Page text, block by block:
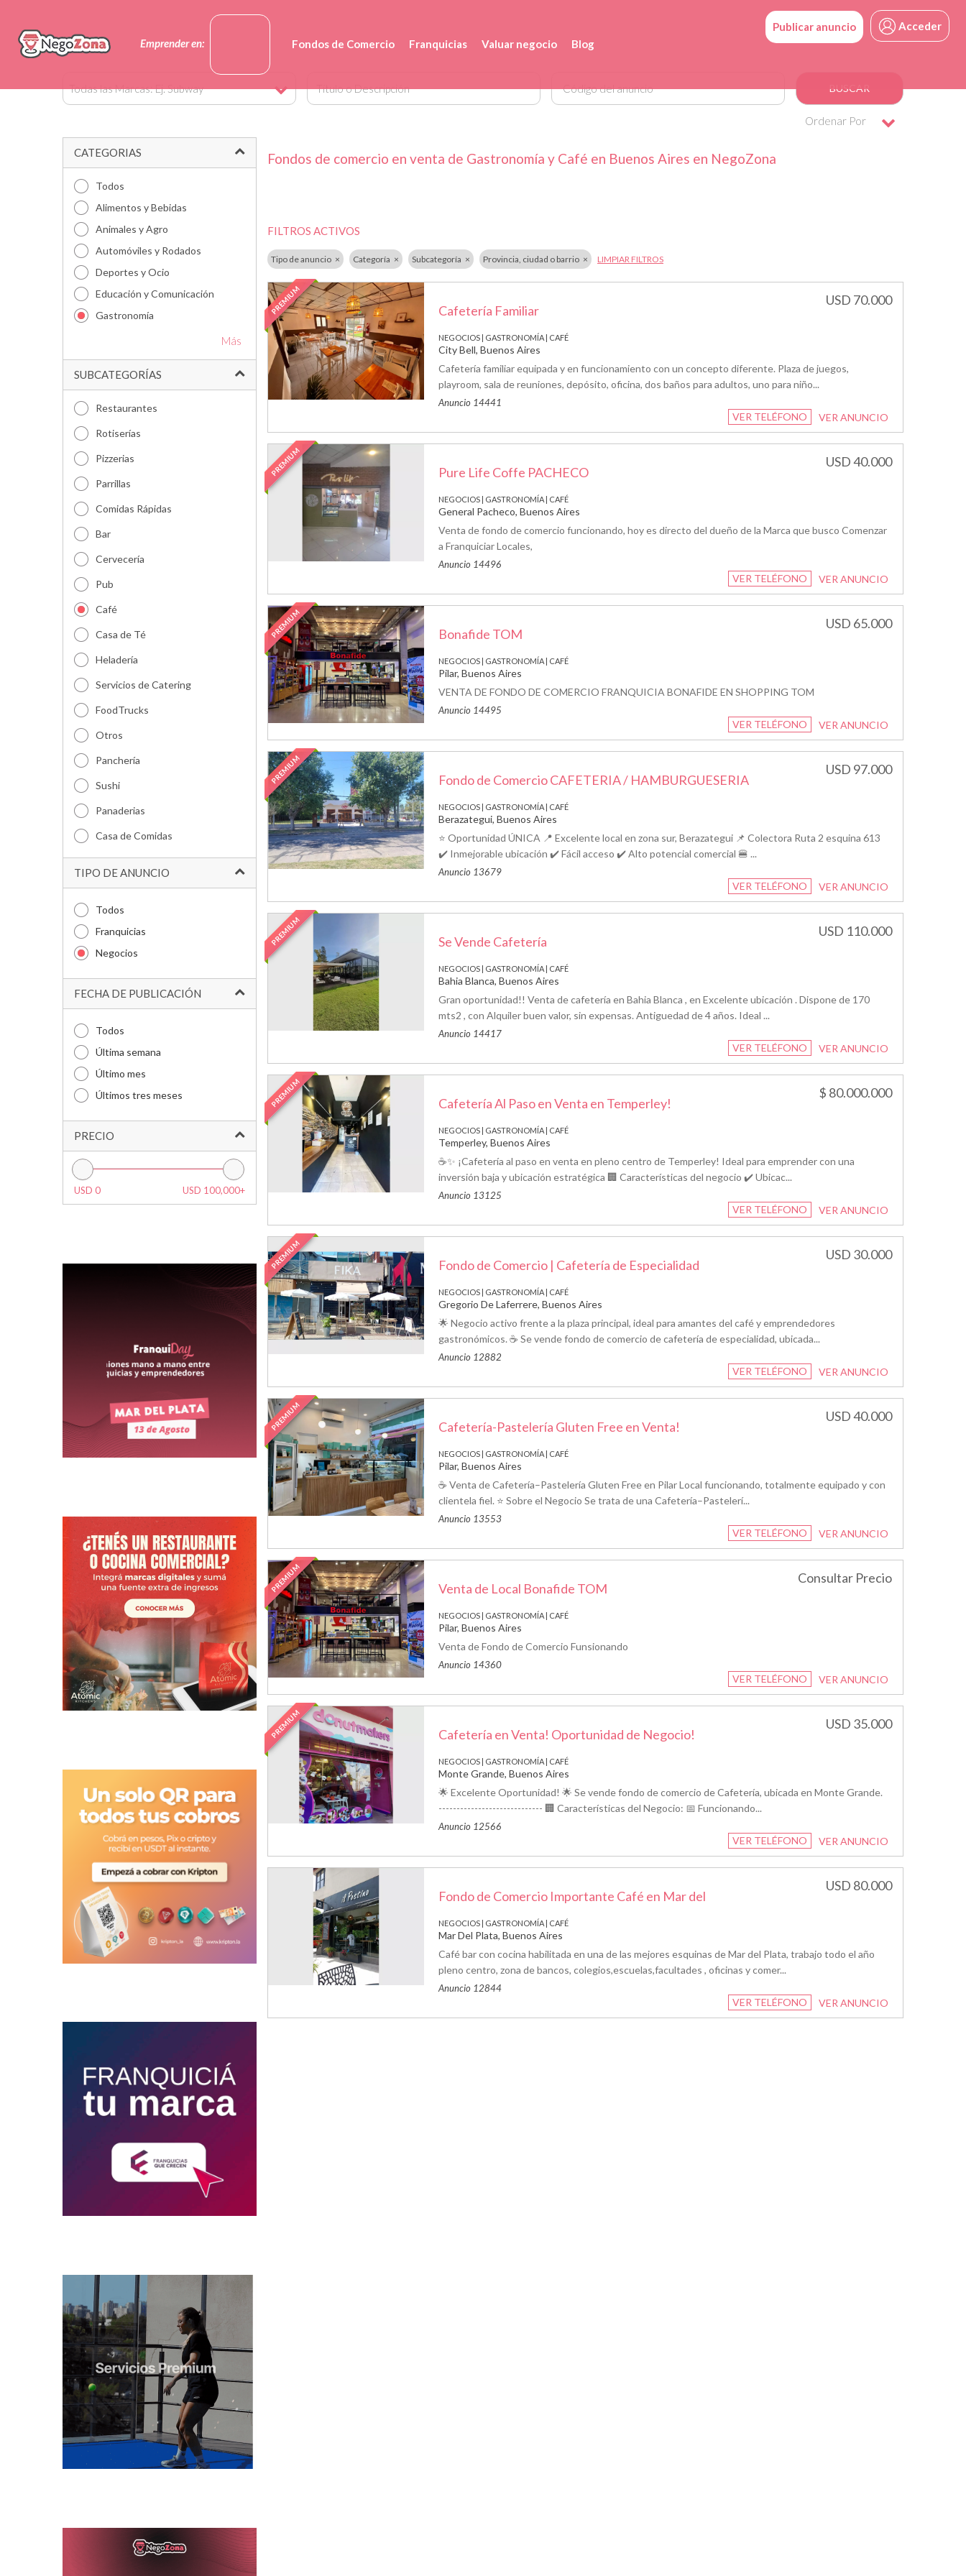
Emprender en: Fondos de Comercio Franquicias Valuar negocio Blog
Publicar anuncio Acceder
Todas las Marcas: Ej. Subway
Ordenar Por
CATEGORIAS
Todos
Alimentos y Bebidas
Animales y Agro
Automóviles y Rodados
Deportes y Ocio
Educación y Comunicación
Gastronomía
Más
SUBCATEGORÍAS
Restaurantes
Rotiserías
Pizzerias
Parrillas
Comidas Rápidas
Bar
Cervecería
Pub
Café
Casa de Té
Heladería
Servicios de Catering
FoodTrucks
Otros
Panchería
Sushi
Panaderias
Casa de Comidas
TIPO DE ANUNCIO
Todos
Franquicias
Negocios
FECHA DE PUBLICACIÓN
Todos
Última semana
Último mes
Últimos tres meses
PRECIO
USD 0 USD 100,000+
Fondos de comercio en venta de Gastronomía y Café en Buenos Aires en NegoZona
FILTROS ACTIVOS
Tipo de anuncio Categoría Subcategoría Provincia, ciudad o barrio LIMPIAR FILTROS
Cafetería Familiar
PREMIUM
NEGOCIOS | GASTRONOMÍA | CAFÉ
City Bell, Buenos Aires
Cafetería familiar equipada y en funcionamiento con un concepto diferente. Plaza de juegos,
playroom, sala de reuniones, depósito, oficina, dos baños para adultos, uno para niño...
Anuncio 14441
VER TELÉFONO VER ANUNCIO
USD 70.000
Pure Life Coffe PACHECO
PREMIUM
NEGOCIOS | GASTRONOMÍA | CAFÉ
General Pacheco, Buenos Aires
Venta de fondo de comercio funcionando, hoy es directo del dueño de la Marca que busco Comenzar
a Franquiciar Locales,
Anuncio 14496
VER TELÉFONO VER ANUNCIO
USD 40.000
Bonafide TOM
PREMIUM
NEGOCIOS | GASTRONOMÍA | CAFÉ
Pilar, Buenos Aires
VENTA DE FONDO DE COMERCIO FRANQUICIA BONAFIDE EN SHOPPING TOM
Anuncio 14495
VER TELÉFONO VER ANUNCIO
USD 65.000
Fondo de Comercio CAFETERIA / HAMBURGUESERIA
PREMIUM
NEGOCIOS | GASTRONOMÍA | CAFÉ
Berazategui, Buenos Aires
⭐ Oportunidad ÚNICA 📍 Excelente local en zona sur, Berazategui 📌 Colectora Ruta 2 esquina 613
✔️ Inmejorable ubicación ✔️ Fácil acceso ✔️ Alto potencial comercial 🍔 ...
Anuncio 13679
VER TELÉFONO VER ANUNCIO
USD 97.000
Se Vende Cafetería
PREMIUM
NEGOCIOS | GASTRONOMÍA | CAFÉ
Bahia Blanca, Buenos Aires
Gran oportunidad!! Venta de cafetería en Bahia Blanca , en Excelente ubicación . Dispone de 170
mts2 , con Alquiler buen valor, sin expensas. Antiguedad de 4 años. Ideal ...
Anuncio 14417
VER TELÉFONO VER ANUNCIO
USD 110.000
Cafetería Al Paso en Venta en Temperley!
PREMIUM
NEGOCIOS | GASTRONOMÍA | CAFÉ
Temperley, Buenos Aires
☕✨ ¡Cafetería al paso en venta en pleno centro de Temperley! Ideal para emprender con una
inversión baja y ubicación estratégica 🏢 Características del negocio ✔️ Ubicac...
Anuncio 13125
VER TELÉFONO VER ANUNCIO
$ 80.000.000
Fondo de Comercio | Cafetería de Especialidad
PREMIUM
NEGOCIOS | GASTRONOMÍA | CAFÉ
Gregorio De Laferrere, Buenos Aires
🌟 Negocio activo frente a la plaza principal, ideal para amantes del café y emprendedores
gastronómicos. ☕ Se vende fondo de comercio de cafetería de especialidad, ubicada...
Anuncio 12882
VER TELÉFONO VER ANUNCIO
USD 30.000
Cafetería-Pastelería Gluten Free en Venta!
PREMIUM
NEGOCIOS | GASTRONOMÍA | CAFÉ
Pilar, Buenos Aires
☕ Venta de Cafetería–Pastelería Gluten Free en Pilar Local funcionando, totalmente equipado y con
clientela fiel. ⭐ Sobre el Negocio Se trata de una Cafetería–Pastelerí...
Anuncio 13553
VER TELÉFONO VER ANUNCIO
USD 40.000
Venta de Local Bonafide TOM
PREMIUM
NEGOCIOS | GASTRONOMÍA | CAFÉ
Pilar, Buenos Aires
Venta de Fondo de Comercio Funsionando
Anuncio 14360
VER TELÉFONO VER ANUNCIO
Consultar Precio
Cafetería en Venta! Oportunidad de Negocio!
PREMIUM
NEGOCIOS | GASTRONOMÍA | CAFÉ
Monte Grande, Buenos Aires
🌟 Excelente Oportunidad! 🌟 Se vende fondo de comercio de Cafetería, ubicada en Monte Grande.
----------------------------- 🏢 Características del Negocio: 📅 Funcionando...
Anuncio 12566
VER TELÉFONO VER ANUNCIO
USD 35.000
Fondo de Comercio Importante Café en Mar del
NEGOCIOS | GASTRONOMÍA | CAFÉ
Mar Del Plata, Buenos Aires
Café bar con cocina habilitada en una de las mejores esquinas de Mar del Plata, trabajo todo el año
pleno centro, zona de bancos, colegios,escuelas,facultades , oficinas y comer...
Anuncio 12844
VER TELÉFONO VER ANUNCIO
USD 80.000